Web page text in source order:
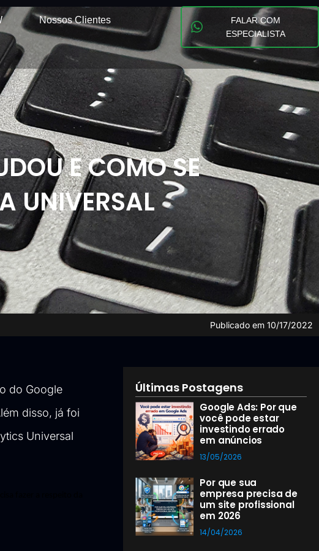
Nossos Clientes
FALAR COM
ESPECIALISTA
E COMO SE
UNIVERSAL
Publicado em 10/17/2022
do Google
disso, já foi
Universal
Últimas Postagens
Google Ads: Por que
você pode estar
investindo errado
em anúncios
13/05/2026
Por que sua
empresa precisa de
um site profissional
em 2026
14/04/2026